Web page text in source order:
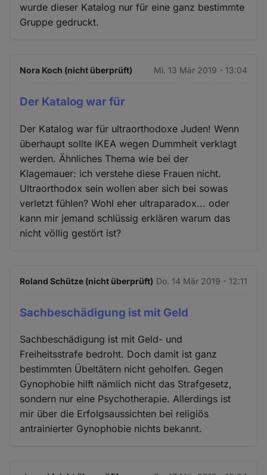
wurde dieser Katalog nur für eine ganz bestimmte
Gruppe gedruckt.
Nora Koch (nicht überprüft) Mi. 13 Mär 2019 - 13:04
Der Katalog war für
Der Katalog war für ultraorthodoxe Juden! Wenn
überhaupt sollte IKEA wegen Dummheit verklagt
werden. Ähnliches Thema wie bei der
Klagemauer: ich verstehe diese Frauen nicht.
Ultraorthodox sein wollen aber sich bei sowas
verletzt fühlen? Wohl eher ultraparadox... oder
kann mir jemand schlüssig erklären warum das
nicht völlig gestört ist?
Roland Schütze (nicht überprüft) Do. 14 Mär 2019 - 12:11
Sachbeschädigung ist mit Geld
Sachbeschädigung ist mit Geld- und
Freiheitsstrafe bedroht. Doch damit ist ganz
bestimmten Übeltätern nicht geholfen. Gegen
Gynophobie hilft nämlich nicht das Strafgesetz,
sondern nur eine Psychotherapie. Allerdings ist
mir über die Erfolgsaussichten bei religiös
antrainierter Gynophobie nichts bekannt.